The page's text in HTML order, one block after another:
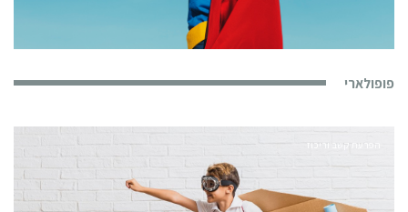
פופולארי
הפרעת קשב וריכוז